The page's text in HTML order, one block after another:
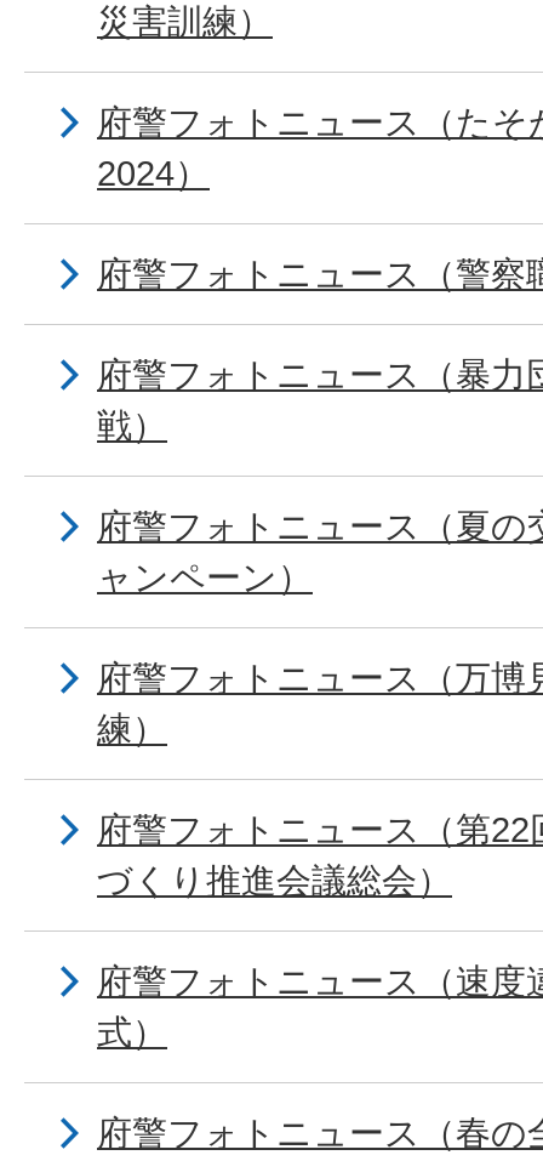
災害訓練）
府警フォトニュース（た
2024）
府警フォトニュース（警察
府警フォトニュース（暴力
戦）
府警フォトニュース（夏の
ャンペーン）
府警フォトニュース（万博
練）
府警フォトニュース（第
づくり推進会議総会）
府警フォトニュース（速度
式）
府警フォトニュース（春の